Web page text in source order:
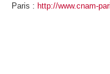
Paris : http://www.cnam-